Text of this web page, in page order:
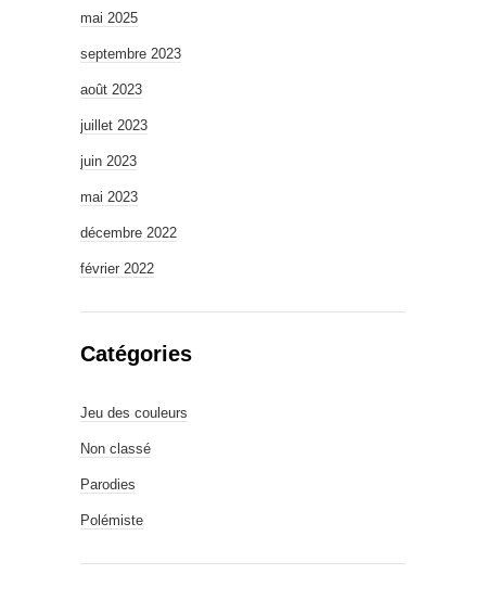
mai 2025
septembre 2023
août 2023
juillet 2023
juin 2023
mai 2023
décembre 2022
février 2022
Catégories
Jeu des couleurs
Non classé
Parodies
Polémiste